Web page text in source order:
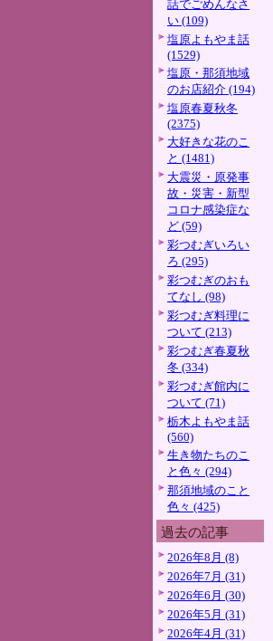
話でごめんなさ
い (109)
塩原よもやま話
(1529)
塩原・那須地域
のお店紹介 (194)
塩原春夏秋冬
(2375)
大好きな花のこ
と (1481)
大震災・原発事
故・災害・新型
コロナ感染症な
ど (59)
彩つむぎいろい
ろ (295)
彩つむぎのおも
てなし (98)
彩つむぎ料理に
ついて (213)
彩つむぎ春夏秋
冬 (334)
彩つむぎ館内に
ついて (71)
栃木よもやま話
(560)
生き物たちのこ
と色々 (294)
那須地域のこと
色々 (425)
過去の記事
2026年8月 (8)
2026年7月 (31)
2026年6月 (30)
2026年5月 (31)
2026年4月 (31)